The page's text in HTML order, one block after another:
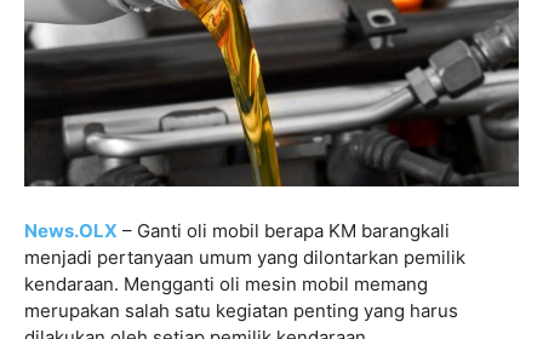
News.OLX – Ganti oli mobil berapa KM barangkali
menjadi pertanyaan umum yang dilontarkan pemilik
kendaraan. Mengganti oli mesin mobil memang
merupakan salah satu kegiatan penting yang harus